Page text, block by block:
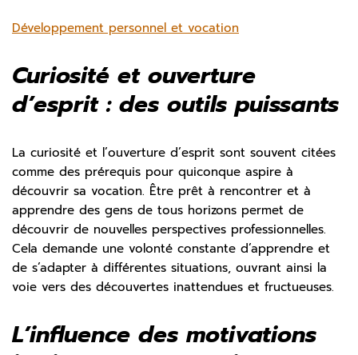
Développement personnel et vocation
Curiosité et ouverture
d’esprit : des outils puissants
La curiosité et l’ouverture d’esprit sont souvent citées
comme des prérequis pour quiconque aspire à
découvrir sa vocation. Être prêt à rencontrer et à
apprendre des gens de tous horizons permet de
découvrir de nouvelles perspectives professionnelles.
Cela demande une volonté constante d’apprendre et
de s’adapter à différentes situations, ouvrant ainsi la
voie vers des découvertes inattendues et fructueuses.
L’influence des motivations